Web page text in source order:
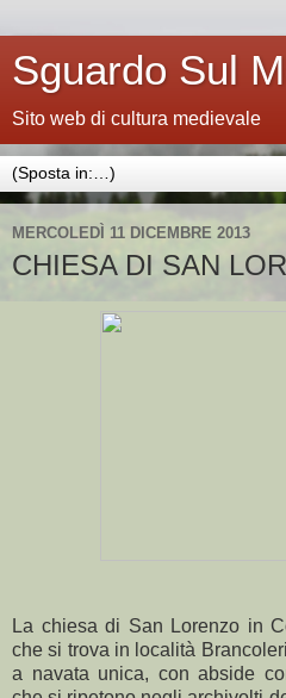
Sguardo Sul
Sito web di cultura medievale
MERCOLEDÌ 11 DICEMBRE 2013
CHIESA DI SAN
La chiesa di San Lorenzo in
che si trova in località
a navata unica, con abside